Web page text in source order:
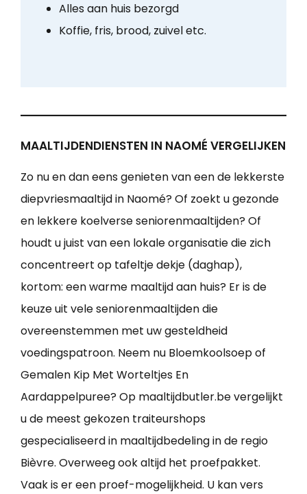
Alles aan huis bezorgd
Koffie, fris, brood, zuivel etc.
MAALTIJDENDIENSTEN IN NAOMÉ VERGELIJKEN
Zo nu en dan eens genieten van een de lekkerste
diepvriesmaaltijd in Naomé? Of zoekt u gezonde
en lekkere koelverse seniorenmaaltijden? Of
houdt u juist van een lokale organisatie die zich
concentreert op tafeltje dekje (daghap),
kortom: een warme maaltijd aan huis? Er is de
keuze uit vele seniorenmaaltijden die
overeenstemmen met uw gesteldheid
voedingspatroon. Neem nu Bloemkoolsoep of
Gemalen Kip Met Worteltjes En
Aardappelpuree? Op maaltijdbutler.be vergelijkt
u de meest gekozen traiteurshops
gespecialiseerd in maaltijdbedeling in de regio
Bièvre. Overweeg ook altijd het proefpakket.
Vaak is er een proef-mogelijkheid. U kan vers